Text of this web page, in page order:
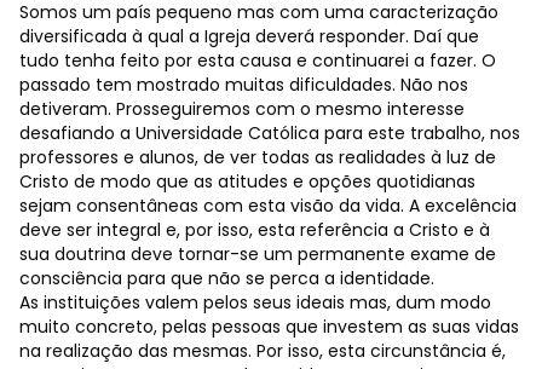
Somos um país pequeno mas com uma caracterização
diversificada à qual a Igreja deverá responder. Daí que
tudo tenha feito por esta causa e continuarei a fazer. O
passado tem mostrado muitas dificuldades. Não nos
detiveram. Prosseguiremos com o mesmo interesse
desafiando a Universidade Católica para este trabalho, nos
professores e alunos, de ver todas as realidades à luz de
Cristo de modo que as atitudes e opções quotidianas
sejam consentâneas com esta visão da vida. A excelência
deve ser integral e, por isso, esta referência a Cristo e à
sua doutrina deve tornar-se um permanente exame de
consciência para que não se perca a identidade.
As instituições valem pelos seus ideais mas, dum modo
muito concreto, pelas pessoas que investem as suas vidas
na realização das mesmas. Por isso, esta circunstância é,